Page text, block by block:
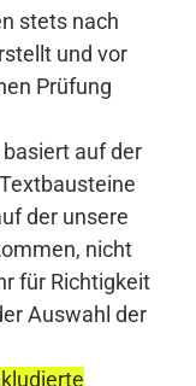
stets nach
und vor
Prüfung
auf der
der unsere
nicht
für Richtigkeit
Auswahl der